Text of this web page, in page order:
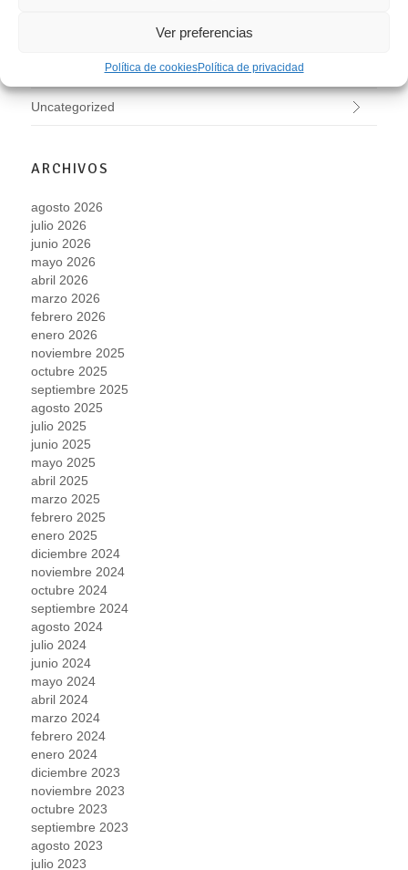
Ver preferencias
Política de cookiesPolítica de privacidad
Programas educativos
Uncategorized
ARCHIVOS
agosto 2026
julio 2026
junio 2026
mayo 2026
abril 2026
marzo 2026
febrero 2026
enero 2026
noviembre 2025
octubre 2025
septiembre 2025
agosto 2025
julio 2025
junio 2025
mayo 2025
abril 2025
marzo 2025
febrero 2025
enero 2025
diciembre 2024
noviembre 2024
octubre 2024
septiembre 2024
agosto 2024
julio 2024
junio 2024
mayo 2024
abril 2024
marzo 2024
febrero 2024
enero 2024
diciembre 2023
noviembre 2023
octubre 2023
septiembre 2023
agosto 2023
julio 2023